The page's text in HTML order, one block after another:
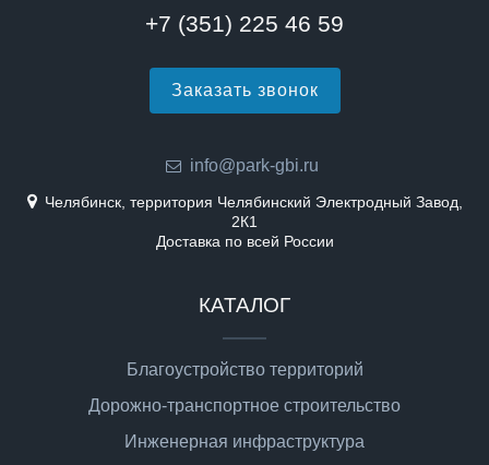
+7 (351) 225 46 59
Заказать звонок
info@park-gbi.ru
Челябинск, территория Челябинский Электродный Завод,
2К1
Доставка по всей России
КАТАЛОГ
Благоустройство территорий
Дорожно-транспортное строительство
Инженерная инфраструктура